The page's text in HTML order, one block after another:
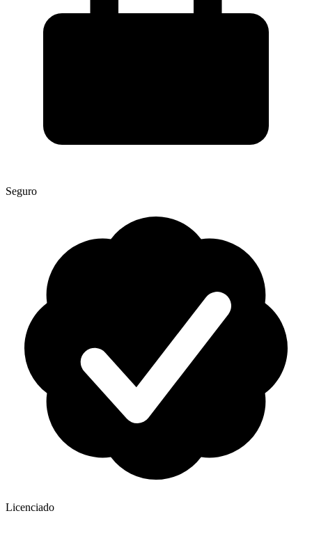
Seguro
Licenciado